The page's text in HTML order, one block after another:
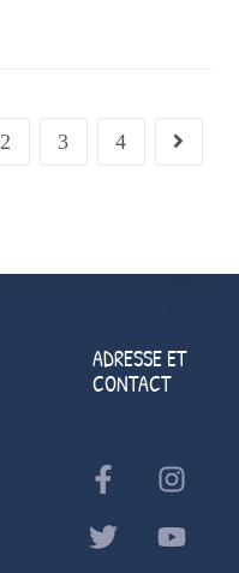
2 3 4
ADRESSE ET
CONTACT